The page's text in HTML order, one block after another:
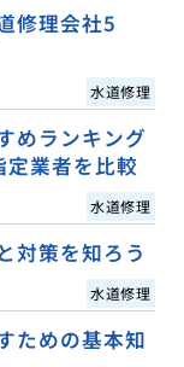
修理会社5
水道修理
めランキング
定業者を比較
水道修理
対策を知ろう
水道修理
ための基本知